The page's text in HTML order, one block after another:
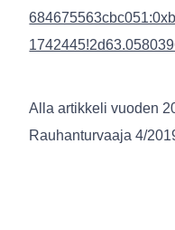
Alla artikkeli vuoden
Rauhanturvaaja 4/